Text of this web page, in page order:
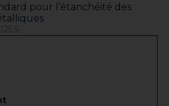
pour l’étanchéité des
5